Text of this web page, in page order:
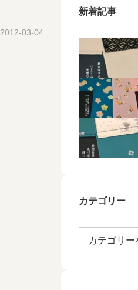
2012-03-04
新着記事
カテゴリー